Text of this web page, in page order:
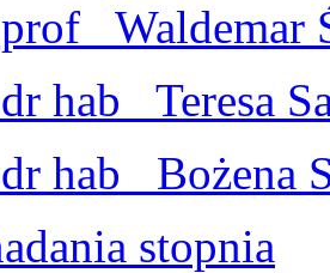
Waldemar
hab_ Teresa
hab_ Bożena
stopnia